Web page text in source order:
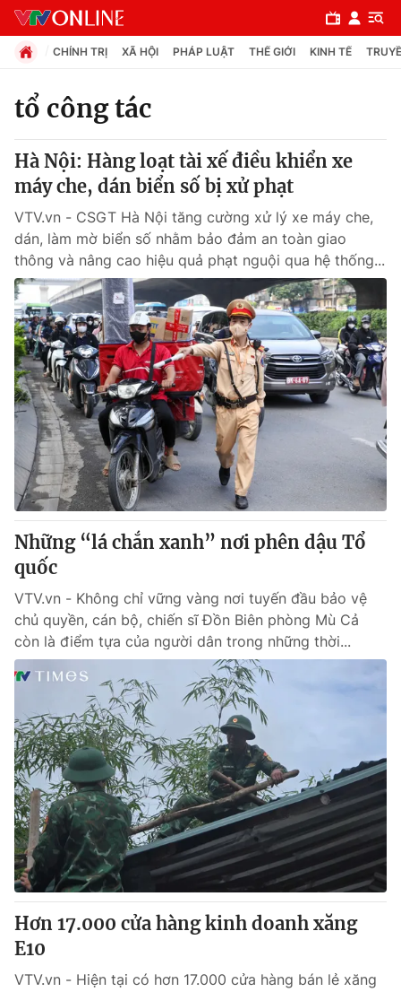
Chuyên mục
Chính trị
Xã hội
Pháp luật
Y tế
Thế giới
Tin tức
Thế giới đó đây
Câu chuyện quốc tế
Kinh tế
Tài chính
Thị trường
Góc doanh nghiệp
Dữ liệu và đời sống
Truyền hình
Phim VTV
Hậu trường
Nhân vật
Giải sao mai
Giải trí
Điện ảnh
Âm nhạc
Đời sống
Du lịch
Làm đẹp
Chất lượng cuộc sống
Tuyển sinh
Học trực tuyến
Công nghệ
Hitech Công nghệ tương lai
Sản phẩm
Thị trường
Tư vấn
Giao lưu trực tuyến
Lịch phát sóng
Chuyên mục khác
Emagazine
CHÍNH TRỊ XÃ HỘI PHÁP LUẬT THẾ GIỚI KINH TẾ
tổ công tác
Hà Nội: Hàng loạt tài xế điều khiển xe
máy che, dán biển số bị xử phạt
VTV.vn - CSGT Hà Nội tăng cường xử lý xe máy che,
dán, làm mờ biển số nhằm bảo đảm an toàn giao
thông và nâng cao hiệu quả phạt nguội qua hệ thống...
Những “lá chắn xanh” nơi phên dậu Tổ
quốc
VTV.vn - Không chỉ vững vàng nơi tuyến đầu bảo vệ
chủ quyền, cán bộ, chiến sĩ Đồn Biên phòng Mù Cả
còn là điểm tựa của người dân trong những thời...
Hơn 17.000 cửa hàng kinh doanh xăng
E10
VTV.vn - Hiện tại có hơn 17.000 cửa hàng bán lẻ xăng